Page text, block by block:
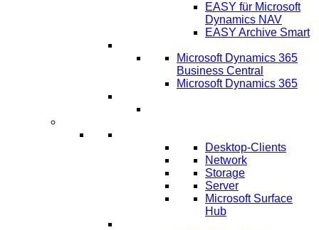
EASY für Microsoft
Dynamics NAV
EASY Archive Smart
Microsoft Dynamics 365
Business Central
Microsoft Dynamics 365
Desktop-Clients
Network
Storage
Server
Microsoft Surface
Hub